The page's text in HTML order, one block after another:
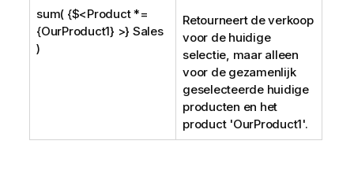
sum( {$<Product *=
{OurProduct1} >} Sales
)
Retourneert de verkoop
voor de huidige
selectie, maar alleen
voor de gezamenlijk
geselecteerde huidige
producten en het
product 'OurProduct1'.